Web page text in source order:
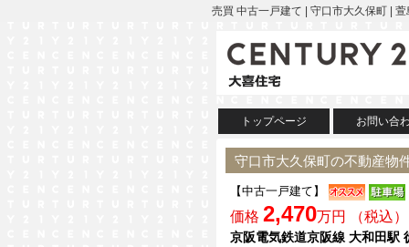
売買 中古一戸建て | 守口市大久保町 |
トップページ お問い合
守口市大久保町の不動産物
【中古一戸建て】
価格 2,470万円 （税込）
京阪電気鉄道京阪線 大和田駅